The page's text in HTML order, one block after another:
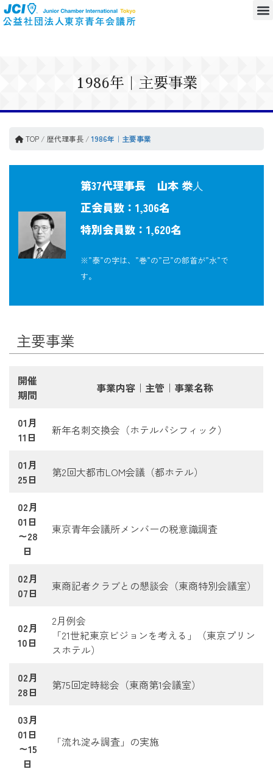
1986年｜主要事業
TOP / 歴代理事長 /1986年｜主要事業
第37代理事長 山本 𣳾人
正会員数：1,306名
特別会員数：1,620名
※”泰”の字は、”巻”の”己”の部首が”水”で
す。
主要事業
開催
期間
事業内容｜主管｜事業名称
01月
11日
新年名刺交換会（ホテルパシフィック）
01月
25日
第2回大都市LOM会議（都ホテル）
02月
01日
～28
日
東京青年会議所メンバーの税意識調査
02月
07日
東商記者クラブとの懇談会（東商特別会議室）
02月
10日
2月例会
「21世紀東京ビジョンを考える」（東京プリン
スホテル）
02月
28日
第75回定時総会（東商第1会議室）
03月
01日
～15
日
「流れ淀み調査」の実施